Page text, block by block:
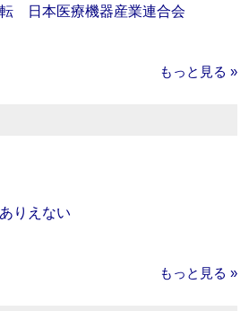
日本医療機器産業連合会
もっと見る »
りえない
もっと見る »